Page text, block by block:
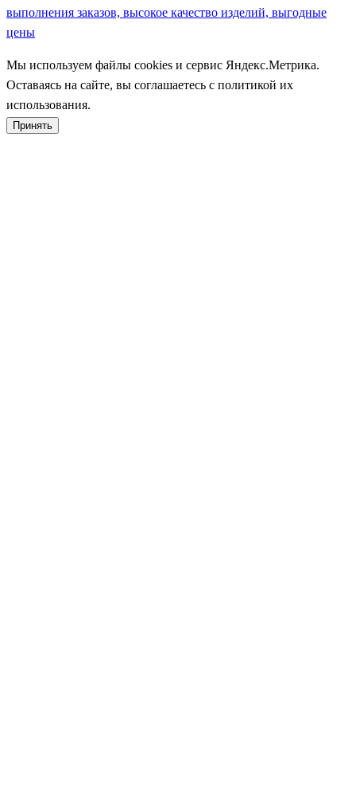
выполнения заказов, высокое качество изделий, выгодные
цены
Мы используем файлы cookies и сервис Яндекс.Метрика.
Оставаясь на сайте, вы соглашаетесь с политикой их
использования.
Принять